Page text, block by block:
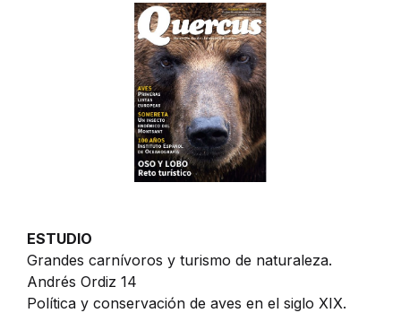
ESTUDIO
Grandes carnívoros y turismo de naturaleza.
Andrés Ordiz 14
Política y conservación de aves en el siglo XIX.